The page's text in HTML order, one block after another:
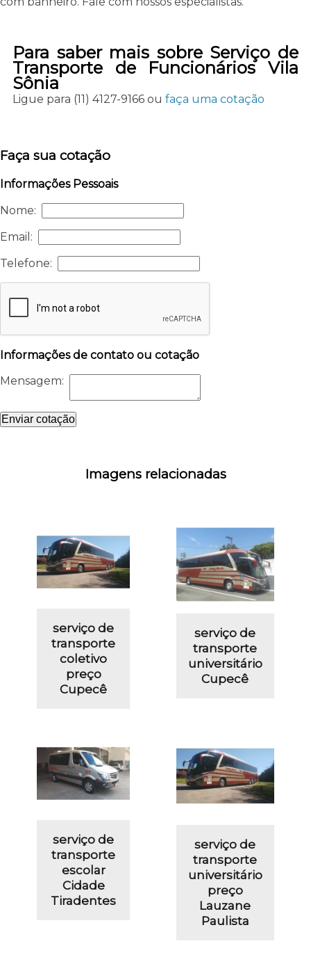
Para saber mais sobre Serviço de
Transporte de Funcionários Vila
Sônia
Ligue para (11) 4127-9166ou faça uma cotação
Faça sua cotação
Informações Pessoais
Nome:
Email:
Telefone:
Informações de contato ou cotação
Mensagem:
Enviar cotação
Imagens relacionadas
serviço de
transporte
coletivo
preço
Cupecê
serviço de
transporte
universitário
Cupecê
serviço de
transporte
escolar
Cidade
Tiradentes
serviço de
transporte
universitário
preço
Lauzane
Paulista